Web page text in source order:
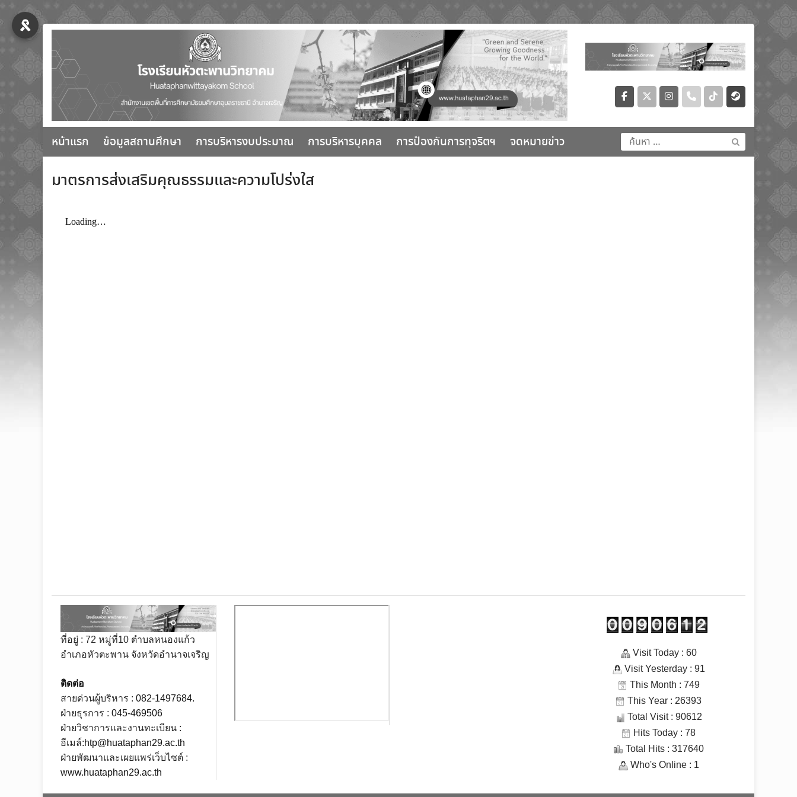
หน้าแรก ข้อมูลสถานศึกษา การบริหารงบประมาณ การบริหารบุคคล การป้องกันการทุจริตฯ จดหมายข่าว
มาตรการส่งเสริมคุณธรรมและความโปร่งใส
ที่อยู่ : 72 หมู่ที่10 ตำบลหนองแก้ว
อำเภอหัวตะพาน จังหวัดอำนาจเจริญ
ติดต่อ
สายด่วนผู้บริหาร : 082-1497684.
ฝ่ายธุรการ : 045-469506
ฝ่ายวิชาการและงานทะเบียน :
อีเมล์:htp@huataphan29.ac.th
ฝ่ายพัฒนาและเผยแพร่เว็บไซต์ :
www.huataphan29.ac.th
Visit Today : 60
Visit Yesterday : 91
This Month : 749
This Year : 26393
Total Visit : 90612
Hits Today : 78
Total Hits : 317640
Who's Online : 1